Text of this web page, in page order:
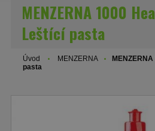
MENZERNA 1000
Leštící pasta
Úvod MENZERNA
pasta